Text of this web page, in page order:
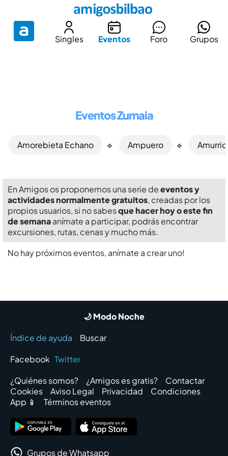
Singles Eventos Foro Grupos
Eventos Zumaia
Amorebieta Echano 🔹 Ampuero 🔹 Amurrio
En Amigos os proponemos una serie deeventos y
actividades normalmente gratuitos, creadas por los
propios usuarios, si no sabesque hacer hoy o este fin
de semanaanímate a participar, podrás encontrar
excursiones, rutas, cenas y mucho más.
No hay próximos eventos, anímate a crear uno!
🌙 Modo Noche
Índice de ayuda
Buscar
Facebook Twitter
¿Quiénes somos?
¿Amigos es gratis?
Contactar
Cookies
Aviso Legal Privacidad
Condiciones
App 📱
Términos eventos
Grupos de Whatsapp